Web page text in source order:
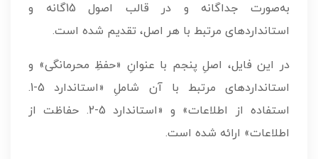
به‌صورت جداگانه و در قالب اصول 15گانه و
استانداردهای مرتبط با هر اصل، تقدیم شده است.
در این فایل، اصلِ پنجم با عنوانِ «حفظِ محرمانگی» و
استانداردهای مرتبط با آن شاملِ «استاندارد 5-1.
استفاده از اطلاعات» و «استاندارد 5-2. حفاظت از
اطلاعات» ارائه شده است.